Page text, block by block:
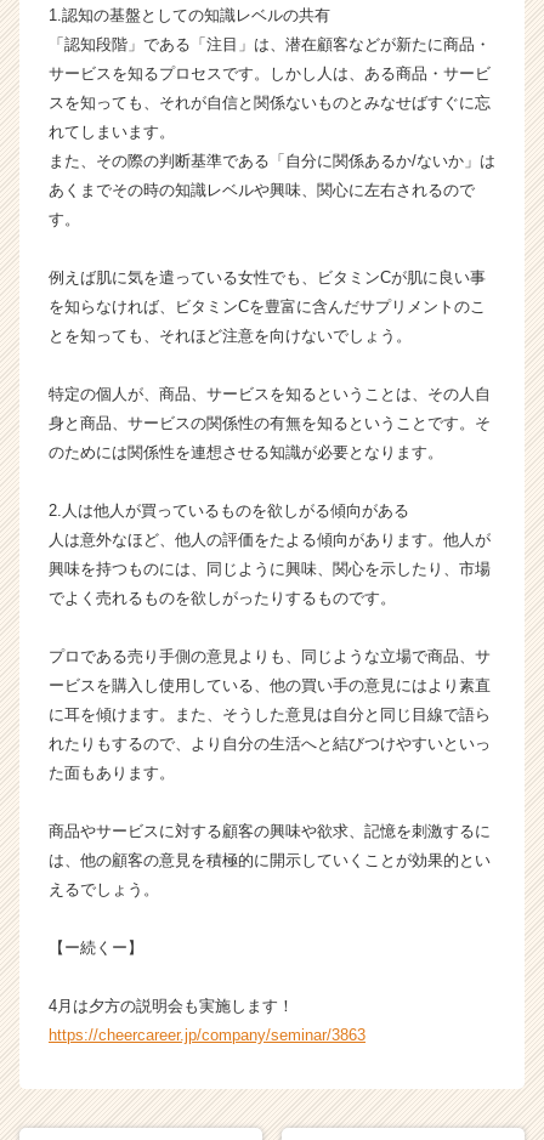
ア
キ
リ
ア
h
e
a
r
e
r）
1.認知の基盤としての知識レベルの共有
「認知段階」である「注目」は、潜在顧客などが新たに商品・
サービスを知るプロセスです。しかし人は、ある商品・サービ
スを知っても、それが自信と関係ないものとみなせばすぐに忘
れてしまいます。
また、その際の判断基準である「自分に関係あるか/ないか」は
あくまでその時の知識レベルや興味、関心に左右されるので
す。
例えば肌に気を遣っている女性でも、ビタミンCが肌に良い事
を知らなければ、ビタミンCを豊富に含んだサプリメントのこ
とを知っても、それほど注意を向けないでしょう。
特定の個人が、商品、サービスを知るということは、その人自
身と商品、サービスの関係性の有無を知るということです。そ
のためには関係性を連想させる知識が必要となります。
2.人は他人が買っているものを欲しがる傾向がある
人は意外なほど、他人の評価をたよる傾向があります。他人が
興味を持つものには、同じように興味、関心を示したり、市場
でよく売れるものを欲しがったりするものです。
プロである売り手側の意見よりも、同じような立場で商品、サ
ービスを購入し使用している、他の買い手の意見にはより素直
に耳を傾けます。また、そうした意見は自分と同じ目線で語ら
れたりもするので、より自分の生活へと結びつけやすいといっ
た面もあります。
商品やサービスに対する顧客の興味や欲求、記憶を刺激するに
は、他の顧客の意見を積極的に開示していくことが効果的とい
えるでしょう。
【ー続くー】
4月は夕方の説明会も実施します！
https://cheercareer.jp/company/seminar/3863